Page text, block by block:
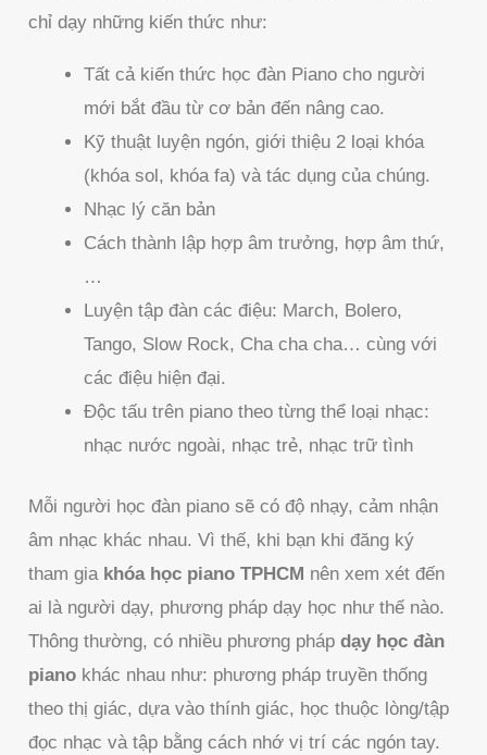
chỉ dạy những kiến thức như:
Tất cả kiến thức học đàn Piano cho người
mới bắt đầu từ cơ bản đến nâng cao.
Kỹ thuật luyện ngón, giới thiệu 2 loại khóa
(khóa sol, khóa fa) và tác dụng của chúng.
Nhạc lý căn bản
Cách thành lập hợp âm trưởng, hợp âm thứ,
…
Luyện tập đàn các điệu: March, Bolero,
Tango, Slow Rock, Cha cha cha… cùng với
các điệu hiện đại.
Độc tấu trên piano theo từng thể loại nhạc:
nhạc nước ngoài, nhạc trẻ, nhạc trữ tình
Mỗi người học đàn piano sẽ có độ nhạy, cảm nhận
âm nhạc khác nhau. Vì thế, khi bạn khi đăng ký
tham gia khóa học piano TPHCM nên xem xét đến
ai là người dạy, phương pháp dạy học như thế nào.
Thông thường, có nhiều phương phápdạy học đàn
piano khác nhau như: phương pháp truyền thống
theo thị giác, dựa vào thính giác, học thuộc lòng/tập
đọc nhạc và tập bằng cách nhớ vị trí các ngón tay.